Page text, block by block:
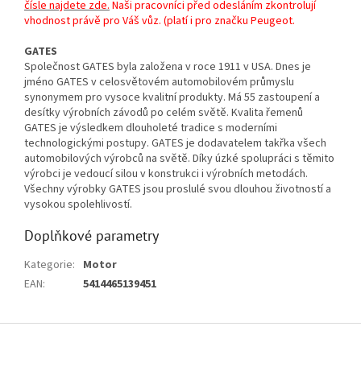
čísle najdete zde.Naši pracovníci před odesláním zkontrolují
vhodnost právě pro Váš vůz. (platí i pro značku Peugeot.
GATES
Společnost GATES byla založena v roce 1911 v USA. Dnes je
jméno GATES v celosvětovém automobilovém průmyslu
synonymem pro vysoce kvalitní produkty. Má 55 zastoupení a
desítky výrobních závodů po celém světě. Kvalita řemenů
GATES je výsledkem dlouholeté tradice s moderními
technologickými postupy. GATES je dodavatelem takřka všech
automobilových výrobců na světě. Díky úzké spolupráci s těmito
výrobci je vedoucí silou v konstrukci i výrobních metodách.
Všechny výrobky GATES jsou proslulé svou dlouhou životností a
vysokou spolehlivostí.
Doplňkové parametry
Kategorie: Motor
EAN: 5414465139451